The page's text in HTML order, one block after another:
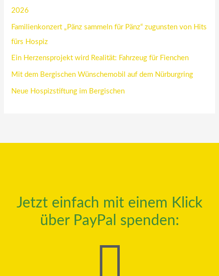
2026
Familienkonzert „Pänz sammeln für Pänz“ zugunsten von Hits
fürs Hospiz
Ein Herzensprojekt wird Realität: Fahrzeug für Fienchen
Mit dem Bergischen Wünschemobil auf dem Nürburgring
Neue Hospizstiftung im Bergischen
Jetzt einfach mit einem Klick
über PayPal spenden: